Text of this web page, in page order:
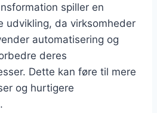
spiller en
udvikling, da virksomheder
automatisering og
deres
Dette kan føre til mere
og hurtigere